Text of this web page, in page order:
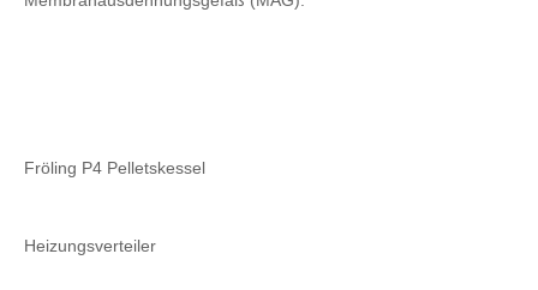
Fröling P4 Pelletskessel
Heizungsverteiler